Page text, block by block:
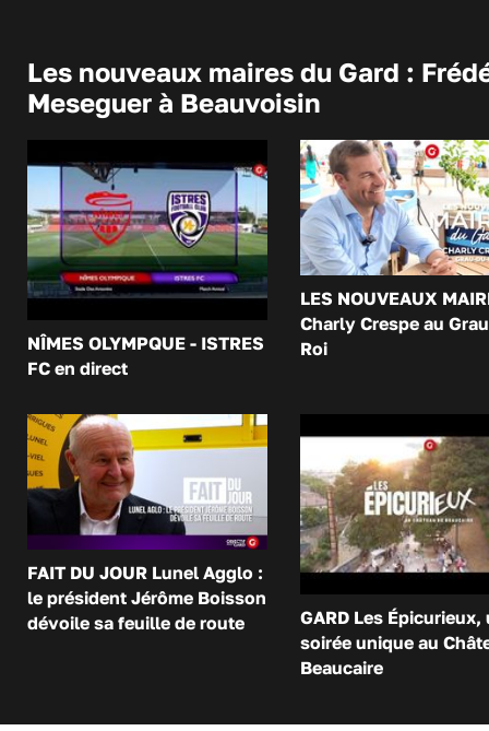
Les nouveaux maires du Gard :
Meseguer à Beauvoisin
NÎMES OLYMPQUE - ISTRES
FC en direct
LES NOUVEAUX
Charly Crespe au
Roi
FAIT DU JOUR Lunel Agglo :
le président Jérôme Boisson
dévoile sa feuille de route
GARD Les Épicurieux,
soirée unique au
Beaucaire